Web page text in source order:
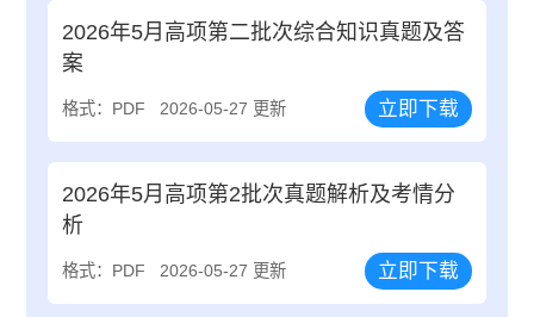
2026年5月高项第二批次综合知识真题及答
案
格式：PDF 2026-05-27 更新 立即下载
2026年5月高项第2批次真题解析及考情分
析
格式：PDF 2026-05-27 更新 立即下载